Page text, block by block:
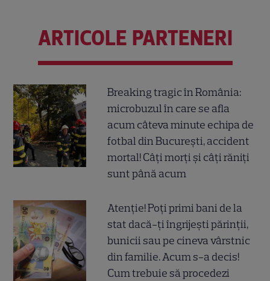
ARTICOLE PARTENERI
Breaking tragic în România:
microbuzul în care se afla
acum câteva minute echipa de
fotbal din București, accident
mortal! Câți morți și câți răniți
sunt până acum
Atenție! Poți primi bani de la
stat dacă-ți îngrijești părinții,
bunicii sau pe cineva vârstnic
din familie. Acum s-a decis!
Cum trebuie să procedezi